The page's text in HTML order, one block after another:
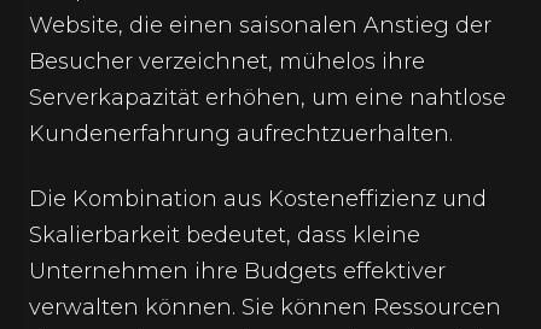
Website, die einen saisonalen Anstieg der
Besucher verzeichnet, mühelos ihre
Serverkapazität erhöhen, um eine nahtlose
Kundenerfahrung aufrechtzuerhalten.
Die Kombination aus Kosteneffizienz und
Skalierbarkeit bedeutet, dass kleine
Unternehmen ihre Budgets effektiver
verwalten können. Sie können Ressourcen